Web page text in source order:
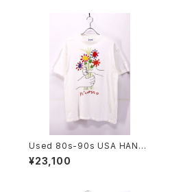
Used 80s-90s USA HANES
PICASSO The Bouquet Art
Graphic T-Shirt Size L 古着
¥23,100